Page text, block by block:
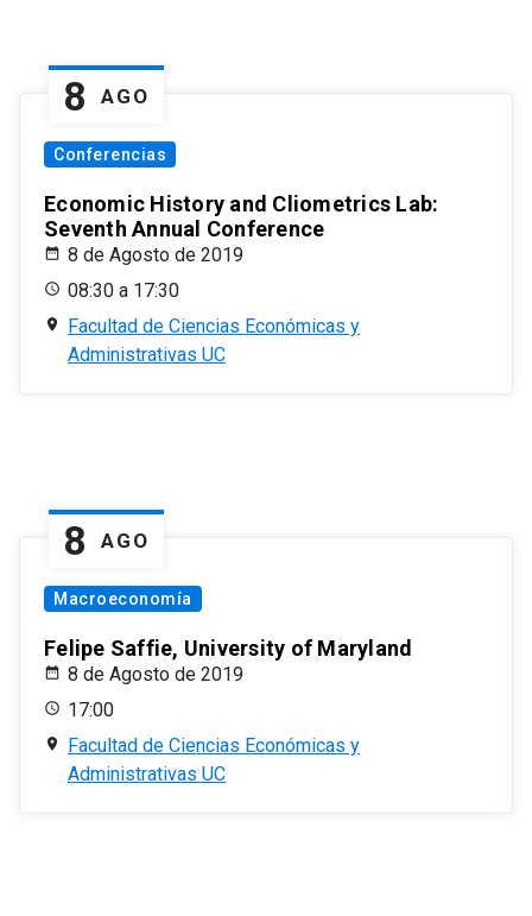
8 AGO
Conferencias
Economic History and Cliometrics Lab:
Seventh Annual Conference
8 de Agosto de 2019
08:30 a 17:30
Facultad de Ciencias Económicas y
Administrativas UC
8 AGO
Macroeconomía
Felipe Saffie, University of Maryland
8 de Agosto de 2019
17:00
Facultad de Ciencias Económicas y
Administrativas UC